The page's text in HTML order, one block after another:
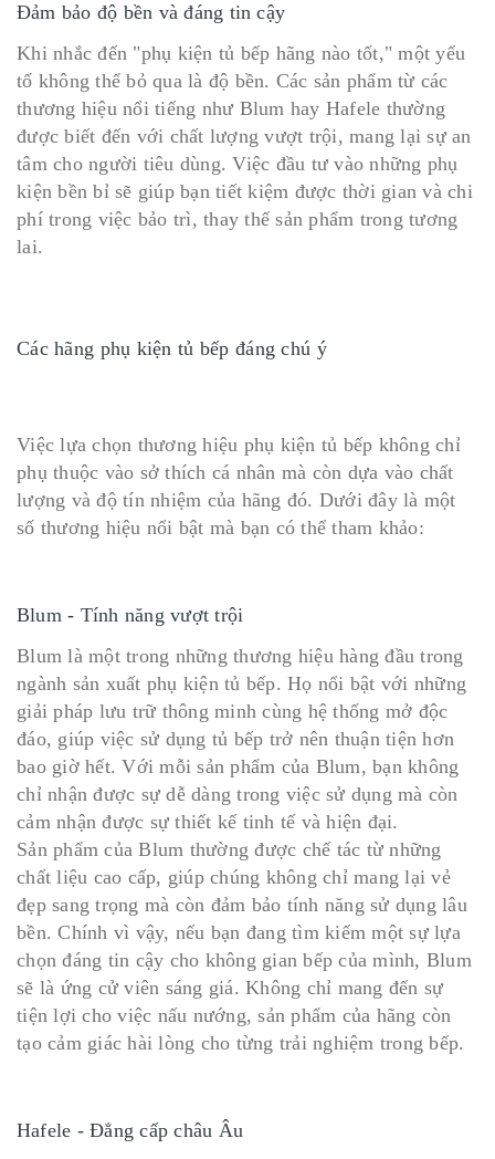
Đảm bảo độ bền và đáng tin cậy
Khi nhắc đến "phụ kiện tủ bếp hãng nào tốt," một yếu
tố không thể bỏ qua là độ bền. Các sản phẩm từ các
thương hiệu nổi tiếng như Blum hay Hafele thường
được biết đến với chất lượng vượt trội, mang lại sự an
tâm cho người tiêu dùng. Việc đầu tư vào những phụ
kiện bền bỉ sẽ giúp bạn tiết kiệm được thời gian và chi
phí trong việc bảo trì, thay thế sản phẩm trong tương
lai.
Các hãng phụ kiện tủ bếp đáng chú ý
Việc lựa chọn thương hiệu phụ kiện tủ bếp không chỉ
phụ thuộc vào sở thích cá nhân mà còn dựa vào chất
lượng và độ tín nhiệm của hãng đó. Dưới đây là một
số thương hiệu nổi bật mà bạn có thể tham khảo:
Blum - Tính năng vượt trội
Blum là một trong những thương hiệu hàng đầu trong
ngành sản xuất phụ kiện tủ bếp. Họ nổi bật với những
giải pháp lưu trữ thông minh cùng hệ thống mở độc
đáo, giúp việc sử dụng tủ bếp trở nên thuận tiện hơn
bao giờ hết. Với mỗi sản phẩm của Blum, bạn không
chỉ nhận được sự dễ dàng trong việc sử dụng mà còn
cảm nhận được sự thiết kế tinh tế và hiện đại.
Sản phẩm của Blum thường được chế tác từ những
chất liệu cao cấp, giúp chúng không chỉ mang lại vẻ
đẹp sang trọng mà còn đảm bảo tính năng sử dụng lâu
bền. Chính vì vậy, nếu bạn đang tìm kiếm một sự lựa
chọn đáng tin cậy cho không gian bếp của mình, Blum
sẽ là ứng cử viên sáng giá. Không chỉ mang đến sự
tiện lợi cho việc nấu nướng, sản phẩm của hãng còn
tạo cảm giác hài lòng cho từng trải nghiệm trong bếp.
Hafele - Đẳng cấp châu Âu